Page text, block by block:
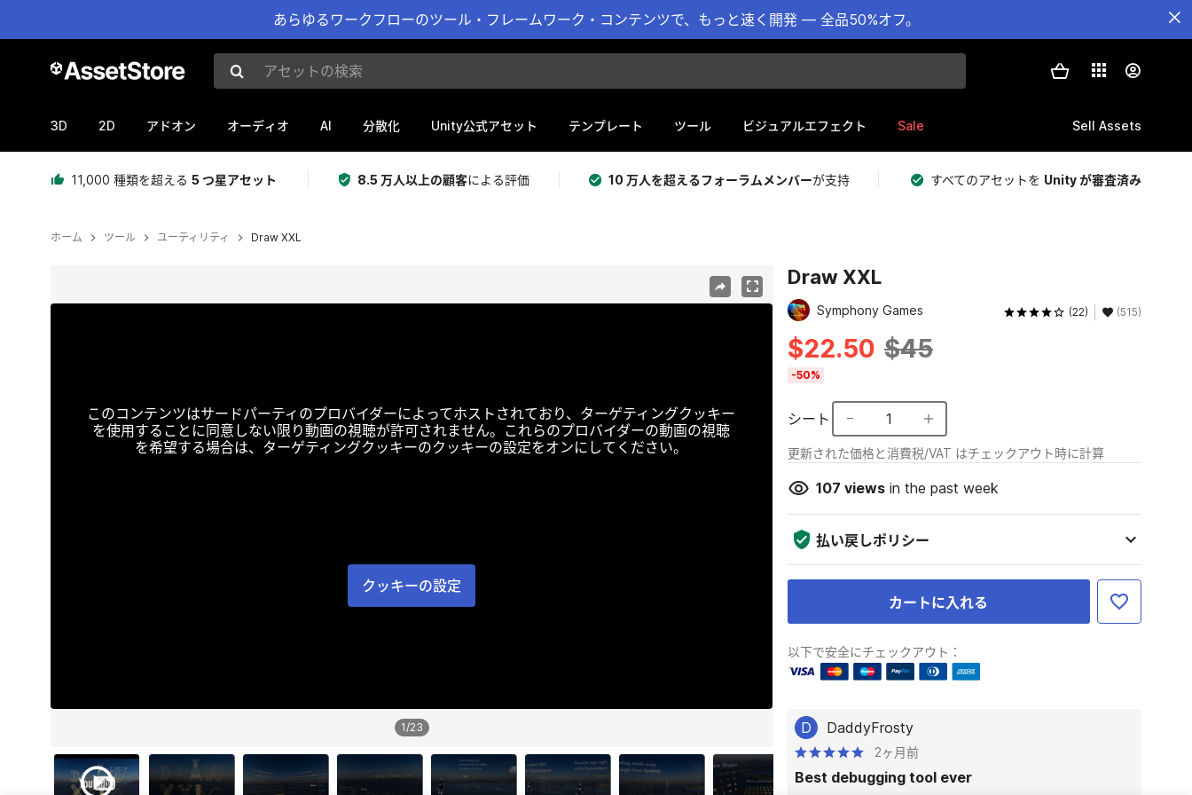
あらゆるワークフローのツール・フレームワーク・コンテンツで、もっと速く開発 — 全品50%オフ。
アセットの検索
3D 2D アドオン オーディオ AI 分散化 Unity公式アセット テンプレート ツール ビジュアルエフェクト Sale Sell Assets
11,000 種類を超える 5 つ星アセット 8.5 万人以上の顧客による評価 10 万人を超えるフォーラムメンバーが支持 すべてのアセットを Unity が審査済み
ホーム ツール ユーティリティ Draw XXL
このコンテンツはサードパーティのプロバイダーによってホストされており、ターゲティングクッキー
を使用することに同意しない限り動画の視聴が許可されません。これらのプロバイダーの動画の視聴
を希望する場合は、ターゲティングクッキーのクッキーの設定をオンにしてください。
クッキーの設定
1/23
Draw XXL
Symphony Games (22) (515)
$22.50 $45
-50%
シート 1
更新された価格と消費税/VAT はチェックアウト時に計算
107 viewsin the past week
払い戻しポリシー
カートに入れる
以下で安全にチェックアウト：
D DaddyFrosty
2ヶ月前
Best debugging tool ever